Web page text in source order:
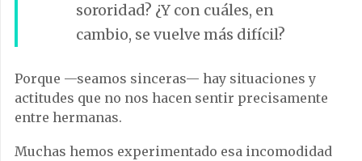
sororidad? ¿Y con cuáles, en
cambio, se vuelve más difícil?
Porque —seamos sinceras— hay situaciones y
actitudes que no nos hacen sentir precisamente
entre hermanas.
Muchas hemos experimentado esa incomodidad